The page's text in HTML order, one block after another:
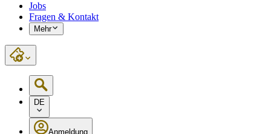
Jobs
Fragen & Kontakt
Mehr
DE
Anmeldung